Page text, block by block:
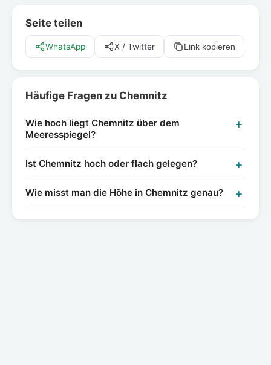
Seite teilen
WhatsApp X / Twitter Link kopieren
Häufige Fragen zu Chemnitz
Wie hoch liegt Chemnitz über dem
Meeresspiegel?
Ist Chemnitz hoch oder flach gelegen?
Wie misst man die Höhe in Chemnitz genau?